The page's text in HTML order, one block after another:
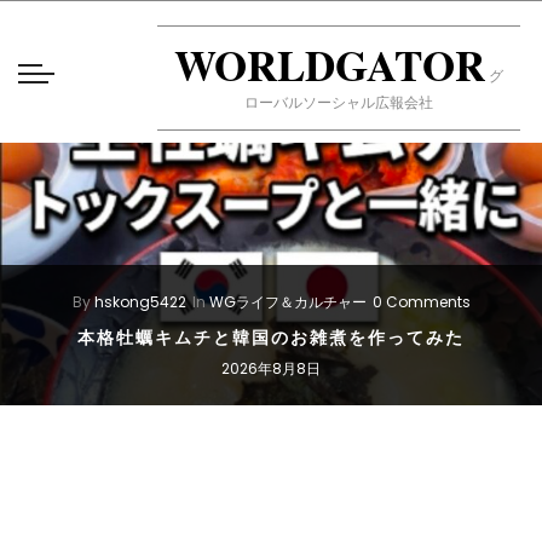
WORLDGATOR グ
ローバルソーシャル広報会社
Byhskong5422 InWGライフ＆カルチャー 0 Comments
本格牡蠣キムチと韓国のお雑煮を作ってみた
2026年8月8日